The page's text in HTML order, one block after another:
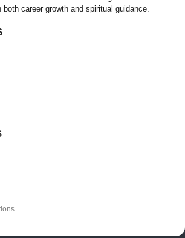
career growth and spiritual guidance.